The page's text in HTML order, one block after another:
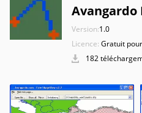
Avangardo
Version:1.0
Licence: Gratuit
182